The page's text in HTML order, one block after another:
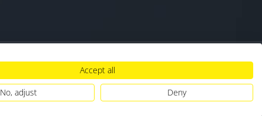
Hinweisgebersystem
Accept all
No, adjust
Deny